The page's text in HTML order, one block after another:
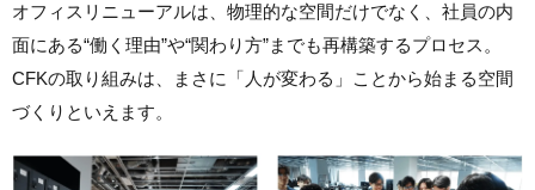
オフィスリニューアルは、物理的な空間だけでなく、社員の内
面にある“働く理由”や“関わり方”までも再構築するプロセス。
CFKの取り組みは、まさに「人が変わる」ことから始まる空間
づくりといえます。